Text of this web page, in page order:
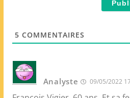
5 COMMENTAIRES
Analyste 09/05/2022